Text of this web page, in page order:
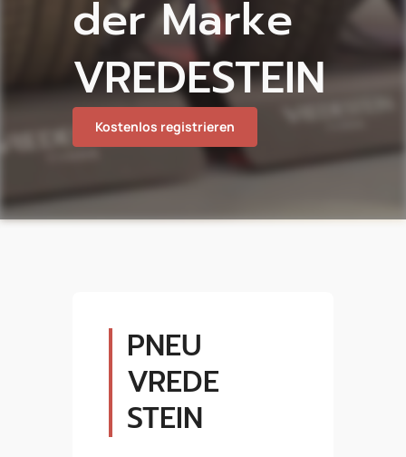
der Marke
VREDESTEIN
Kostenlos registrieren
PNEU
VREDE
STEIN